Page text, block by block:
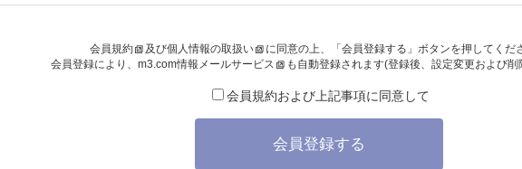
会員規約 及び個人情報の取扱い
に同意の上、「会員登録する」ボタンを押してくだ
会員登録により、 m3.com情報メールサービス も自動登録されます(登録後、設定変更および
会員規約および上記事項に同意して
会員登録する